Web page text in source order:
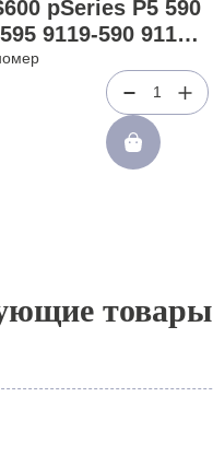
pSeries P5 590
9119-590 9119-
9118-575 9119-
1
товары